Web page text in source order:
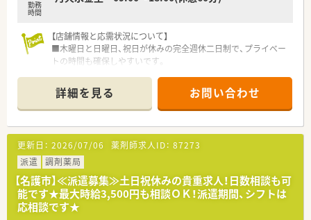
■薬剤師は常勤4名とパート2名が在籍しており、事務スタッフ3
名を含めて全員で協力し合う温かな雰囲気です。
■全店で過誤防止システムを標準導入しており、未経験の方でも
■50代までの幅広い年代のスタッフが活躍しており、職種や年
齢の垣根を越えて意見を出し合える風通しの良さがあります。
勤務
時間
【店舗情報と応需状況について】
■木曜日と日曜日、祝日が休みの完全週休二日制で、プライベー
トの時間も確保しやすいです。
1日あたり40～50枚の処方箋に対応しています。
■薬剤師2名と事務3名の体制で、1,000品目以上の医薬品を取り
扱いながら運営されています。
【法人特徴について】
■広島県と岡山県を中心に18店舗の調剤薬局を運営し、地域医
療への貢献を目指しています。
■患者様のQOL（生活の質）向上を第一に考え、スタッフ全員で
質の高いサービス提供に取り組んでいます。
■門前薬局として各店舗で単科中心に応需し、専門性を高めなが
ら店舗数も拡大中の成長法人です。
詳細を見る お問い合わせ
更新日： 2026/07/06 薬剤師求人ID： 87273
派遣
調剤薬局
【名護市】≪派遣募集≫土日祝休みの貴重求人！日数相談も可
能です★最大時給3,500円も相談ＯＫ！派遣期間、シフトは
応相談です★